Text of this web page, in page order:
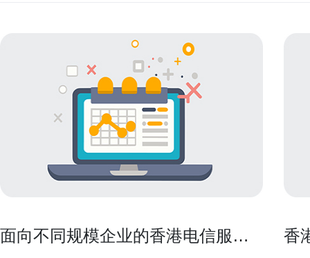
面向不同规模企业的香港电信服务
香